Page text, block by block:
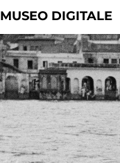
MUSEO DIGITALE